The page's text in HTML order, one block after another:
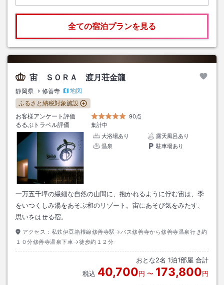
全ての宿泊プランを見る
宙 ＳＯＲＡ 渡月荘金龍
静岡県 修善寺
地図
ふるさと納税対象施設
お客様アンケート評価
90点
るるぶトラベル評価
集計中
大浴場あり
露天風呂あり
温泉
駐車場あり
一万五千坪の繊細な自然の山間に、抱かれるように佇む宙は、季
をいつくしみ湯をあそぶ和のリゾート。宙にあそび気をみたす、
思いをはせる宿。
アクセス： 私鉄伊豆箱根線修善寺駅→バス修善寺から修善寺温泉行き約
１０分修善寺温泉下車→徒歩約１２分
おとな2名 1泊1部屋 合計
税込 40,700円 〜 173,800円